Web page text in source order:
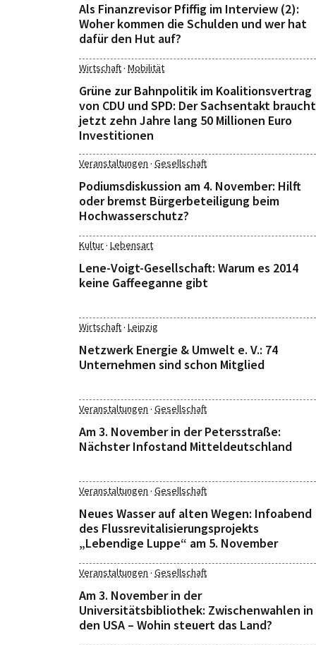
Als Finanzrevisor Pfiffig im Interview (2):
Woher kommen die Schulden und wer hat
dafür den Hut auf?
Wirtschaft· Mobilität
Grüne zur Bahnpolitik im Koalitionsvertrag
von CDU und SPD: Der Sachsentakt braucht
jetzt zehn Jahre lang 50 Millionen Euro
Investitionen
Veranstaltungen · Gesellschaft
Podiumsdiskussion am 4. November: Hilft
oder bremst Bürgerbeteiligung beim
Hochwasserschutz?
Kultur· Lebensart
Lene-Voigt-Gesellschaft: Warum es 2014
keine Gaffeeganne gibt
Wirtschaft· Leipzig
Netzwerk Energie & Umwelt e. V.: 74
Unternehmen sind schon Mitglied
Veranstaltungen · Gesellschaft
Am 3. November in der Petersstraße:
Nächster Infostand Mitteldeutschland
Veranstaltungen · Gesellschaft
Neues Wasser auf alten Wegen: Infoabend
des Flussrevitalisierungsprojekts
„Lebendige Luppe“ am 5. November
Veranstaltungen · Gesellschaft
Am 3. November in der
Universitätsbibliothek: Zwischenwahlen in
den USA – Wohin steuert das Land?